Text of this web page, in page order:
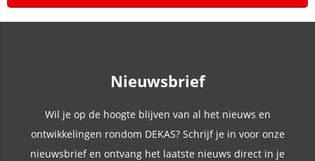
Nieuwsbrief
Wil je op de hoogte blijven van al het nieuws en
ontwikkelingen rondom DEKAS? Schrijf je in voor onze
nieuwsbrief en ontvang het laatste nieuws direct in je